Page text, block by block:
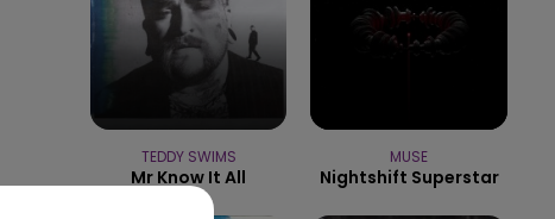
TEDDY SWIMS
Mr Know It All
MUSE
Nightshift Superstar